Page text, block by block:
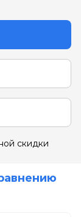
скидки